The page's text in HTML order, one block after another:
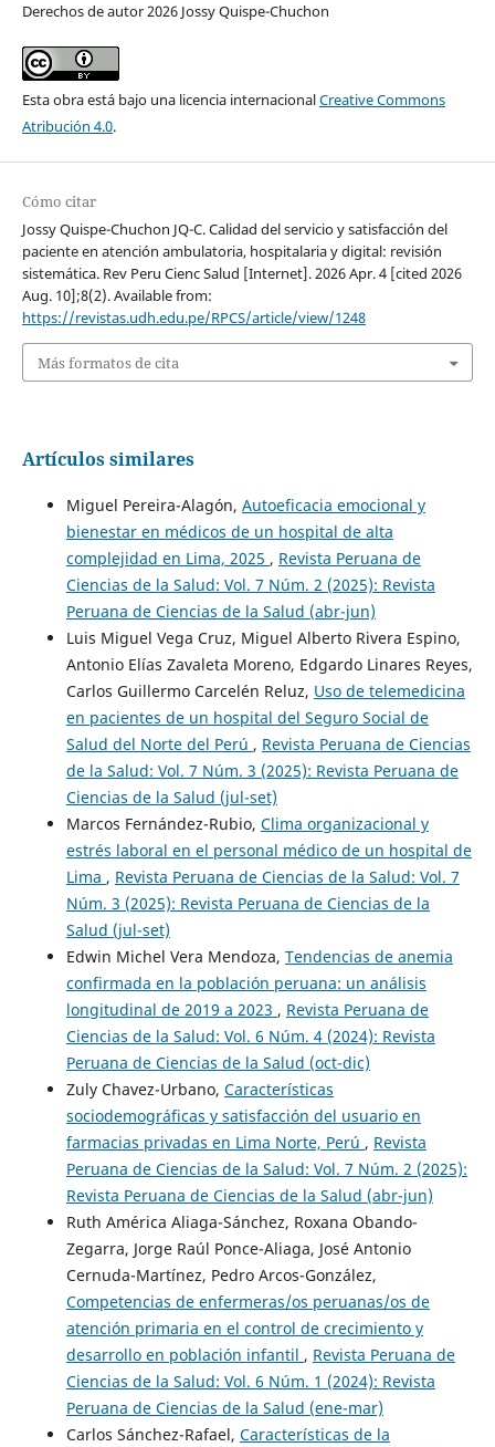
Derechos de autor 2026 Jossy Quispe-Chuchon
Esta obra está bajo una licencia internacionalCreative Commons
Atribución 4.0.
Cómo citar
Jossy Quispe-Chuchon JQ-C. Calidad del servicio y satisfacción del
paciente en atención ambulatoria, hospitalaria y digital: revisión
sistemática. Rev Peru Cienc Salud [Internet]. 2026 Apr. 4 [cited 2026
Aug. 10];8(2). Available from:
https://revistas.udh.edu.pe/RPCS/article/view/1248
Más formatos de cita
Artículos similares
Miguel Pereira-Alagón, Autoeficacia emocional y
bienestar en médicos de un hospital de alta
complejidad en Lima, 2025 , Revista Peruana de
Ciencias de la Salud: Vol. 7 Núm. 2 (2025): Revista
Peruana de Ciencias de la Salud (abr-jun)
Luis Miguel Vega Cruz, Miguel Alberto Rivera Espino,
Antonio Elías Zavaleta Moreno, Edgardo Linares Reyes,
Carlos Guillermo Carcelén Reluz, Uso de telemedicina
en pacientes de un hospital del Seguro Social de
Salud del Norte del Perú , Revista Peruana de Ciencias
de la Salud: Vol. 7 Núm. 3 (2025): Revista Peruana de
Ciencias de la Salud (jul-set)
Marcos Fernández-Rubio, Clima organizacional y
estrés laboral en el personal médico de un hospital de
Lima , Revista Peruana de Ciencias de la Salud: Vol. 7
Núm. 3 (2025): Revista Peruana de Ciencias de la
Salud (jul-set)
Edwin Michel Vera Mendoza, Tendencias de anemia
confirmada en la población peruana: un análisis
longitudinal de 2019 a 2023 , Revista Peruana de
Ciencias de la Salud: Vol. 6 Núm. 4 (2024): Revista
Peruana de Ciencias de la Salud (oct-dic)
Zuly Chavez-Urbano, Características
sociodemográficas y satisfacción del usuario en
farmacias privadas en Lima Norte, Perú , Revista
Peruana de Ciencias de la Salud: Vol. 7 Núm. 2 (2025):
Revista Peruana de Ciencias de la Salud (abr-jun)
Ruth América Aliaga-Sánchez, Roxana Obando-
Zegarra, Jorge Raúl Ponce-Aliaga, José Antonio
Cernuda-Martínez, Pedro Arcos-González,
Competencias de enfermeras/os peruanas/os de
atención primaria en el control de crecimiento y
desarrollo en población infantil , Revista Peruana de
Ciencias de la Salud: Vol. 6 Núm. 1 (2024): Revista
Peruana de Ciencias de la Salud (ene-mar)
Carlos Sánchez-Rafael, Características de la